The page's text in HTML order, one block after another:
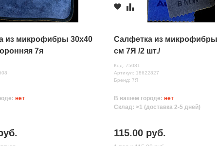
из микрофибры 30х40
7я
нет
Салфетка из микрофибры
см 7Я /2 шт./
Код: 75081
Артикул: 18622827
Бренд: 7Я
В вашем городе:нет
Склад: >1 (доставка 2-5 дней)
115.00 руб.